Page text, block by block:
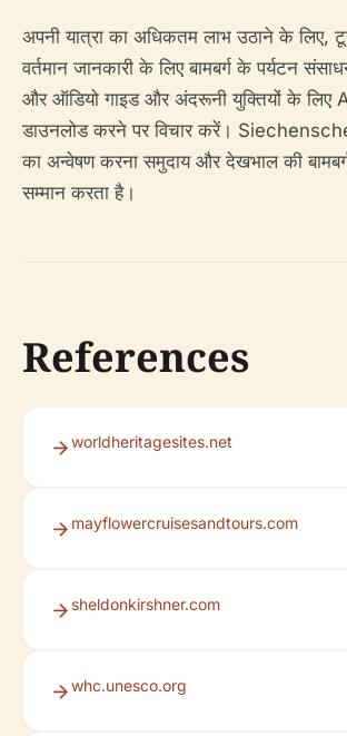
अपनी यात्रा का अधिकतम लाभ उठाने के लिए,
वर्तमान जानकारी के लिए बामबर्ग के पर्यटन
और ऑडियो गाइड और अंदरूनी युक्तियों के लिए
डाउनलोड करने पर विचार करें।
का अन्वेषण करना समुदाय और देखभाल की
सम्मान करता है।
References
worldheritagesites.net
mayflowercruisesandtours.com
sheldonkirshner.com
whc.unesco.org